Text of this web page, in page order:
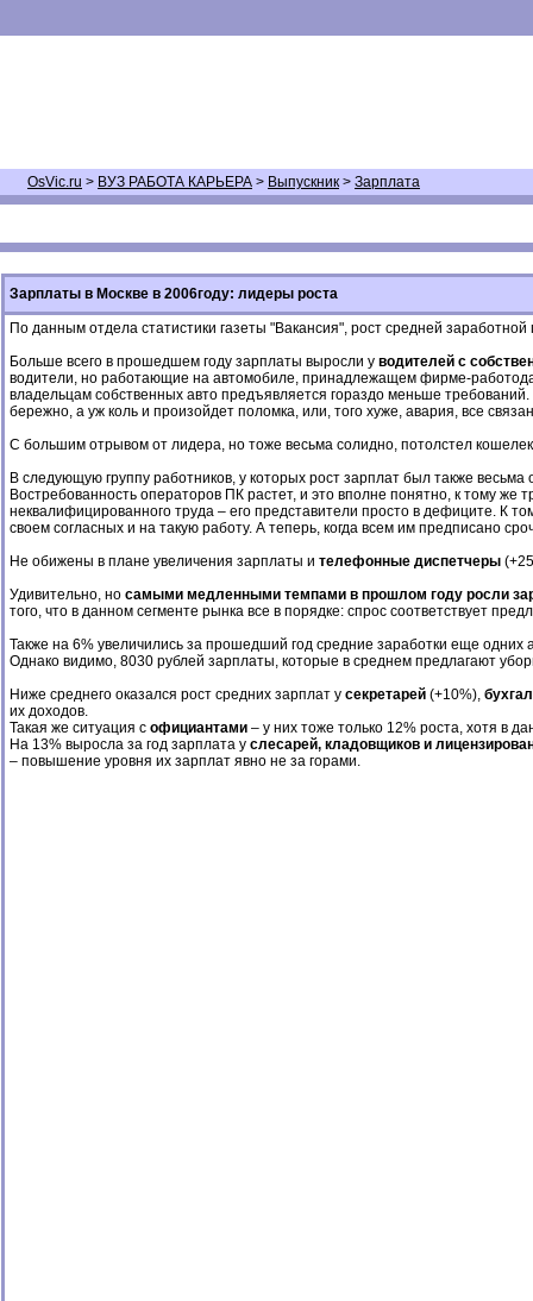
OsVic.ru > ВУЗ РАБОТА КАРЬЕРА > Выпускник > Зарплата
Зарплаты в Москве в 2006году: лидеры роста
По данным отдела статистики газеты "Вакансия", рост средней
Больше всего в прошедшем году зарплаты выросли у водителей с
водители, но работающие на автомобиле, принадлежащем фирме-
владельцам собственных авто предъявляется гораздо меньше
бережно, а уж коль и произойдет поломка, или, того хуже, авария, все
С большим отрывом от лидера, но тоже весьма солидно, потолстел
В следующую группу работников, у которых рост зарплат был также
Востребованность операторов ПК растет, и это вполне понятно, к тому
неквалифицированного труда – его представители просто в дефиците. К
своем согласных и на такую работу. А теперь, когда всем им предписано
Не обижены в плане увеличения зарплаты и телефонные диспетчеры
Удивительно, но самыми медленными темпами в прошлом году росли
того, что в данном сегменте рынка все в порядке: спрос соответствует
Также на 6% увеличились за прошедший год средние заработки еще одних
Однако видимо, 8030 рублей зарплаты, которые в среднем предлагают
Ниже среднего оказался рост средних зарплат у секретарей (+10%),
их доходов.
Такая же ситуация с официантами – у них тоже только 12% роста, хотя в
На 13% выросла за год зарплата у слесарей, кладовщиков и
– повышение уровня их зарплат явно не за горами.